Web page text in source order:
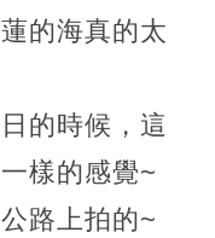
的海真的太
的時候，這
樣的感覺~
路上拍的~